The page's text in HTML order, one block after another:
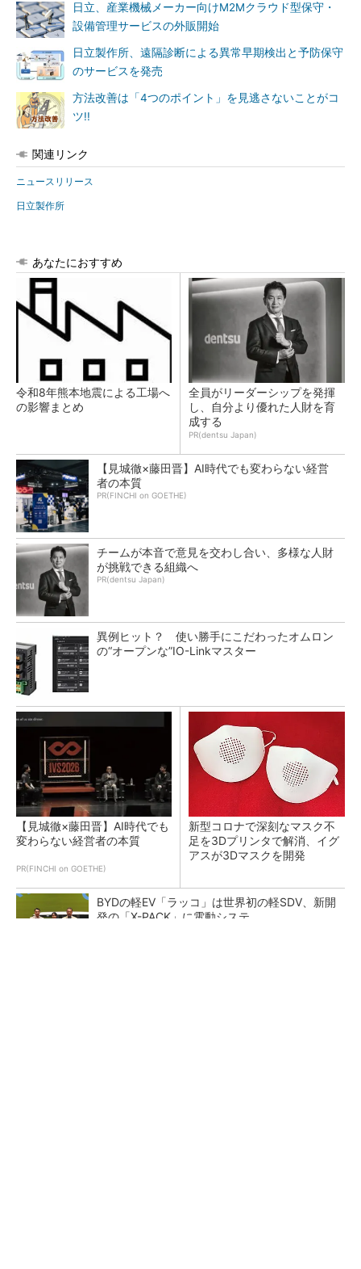
日立、産業機械メーカー向けM2Mクラウド型保守・
設備管理サービスの外販開始
日立製作所、遠隔診断による異常早期検出と予防保守
のサービスを発売
方法改善は「4つのポイント」を見逃さないことがコ
ツ!!
関連リンク
ニュースリリース
日立製作所
あなたにおすすめ
令和8年熊本地震による工場へ
の影響まとめ
全員がリーダーシップを発揮
し、自分より優れた人財を育
成する
PR(dentsu Japan)
【見城徹×藤田晋】AI時代でも変わらない経営
者の本質
PR(FINCHI on GOETHE)
チームが本音で意見を交わし合い、多様な人財
が挑戦できる組織へ
PR(dentsu Japan)
異例ヒット？ 使い勝手にこだわったオムロン
の“オープンな”IO-Linkマスター
【見城徹×藤田晋】AI時代でも
変わらない経営者の本質
PR(FINCHI on GOETHE)
新型コロナで深刻なマスク不
足を3Dプリンタで解消、イグ
アスが3Dマスクを開発
BYDの軽EV「ラッコ」は世界初の軽SDV、新開
発の「X-PACK」に電動システ...